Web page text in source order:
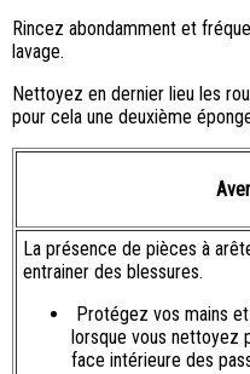
Rincez abondamment et
lavage.
Nettoyez en dernier lieu les
pour cela une deuxième
La présence de pièces à
entrainer des blessures.
Protégez vos mains
lorsque vous nettoyez
face intérieure des